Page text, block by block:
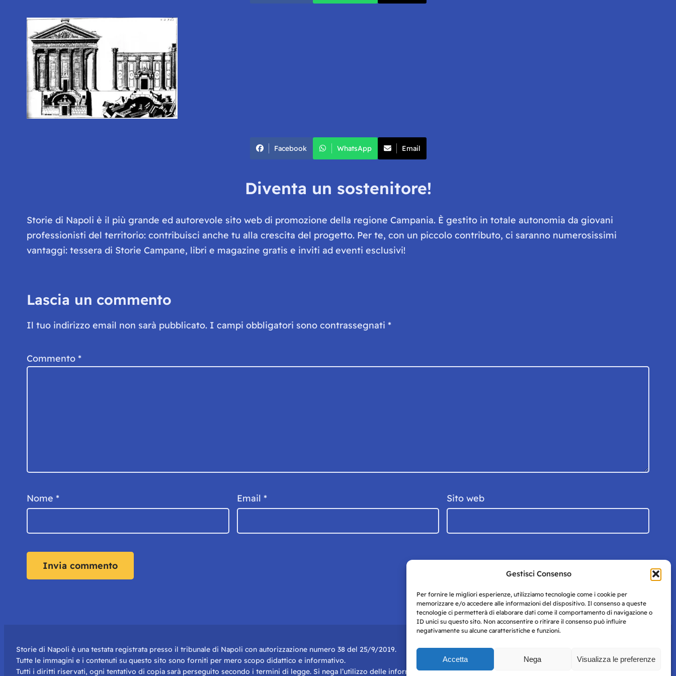
Gestisci Consenso
Per fornire le migliori esperienze, utilizziamo tecnologie come i cookie per
memorizzare e/o accedere alle informazioni del dispositivo. Il consenso a queste
tecnologie ci permetterà di elaborare dati come il comportamento di navigazione o
ID unici su questo sito. Non acconsentire o ritirare il consenso può influire
negativamente su alcune caratteristiche e funzioni.
Accetta Nega Visualizza le preferenze
Facebook WhatsApp Email
Diventa un sostenitore!
Storie di Napoli è il più grande ed autorevole sito web di promozione della regione Campania. È gestito in totale autonomia da giovani
professionisti del territorio: contribuisci anche tu alla crescita del progetto. Per te, con un piccolo contributo, ci saranno numerosissimi
vantaggi: tessera di Storie Campane, libri e magazine gratis e inviti ad eventi esclusivi!
Lascia un commento
Il tuo indirizzo email non sarà pubblicato. I campi obbligatori sono contrassegnati *
Commento *
Nome * Email * Sito web
Storie di Napoli è una testata registrata presso il tribunale di Napoli con autorizzazione numero 38 del 25/9/2019.
Tutte le immagini e i contenuti su questo sito sono forniti per mero scopo didattico e informativo.
Tutti i diritti riservati, ogni tentativo di copia sarà perseguito secondo i termini di legge. Si nega l’utilizzo delle informazioni in questo Policy